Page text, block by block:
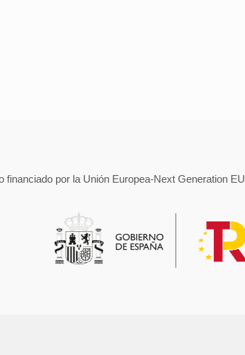
financiado por la Unión Europea-Next Generation EU